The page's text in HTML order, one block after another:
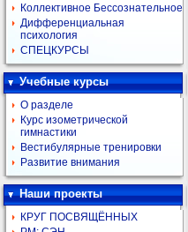
Коллективное Бессознательное
Дифференциальная
психология
СПЕЦКУРСЫ
Учебные курсы
О разделе
Курс изометрической
гимнастики
Вестибулярные тренировки
Развитие внимания
Наши проекты
КРУГ ПОСВЯЩЁННЫХ